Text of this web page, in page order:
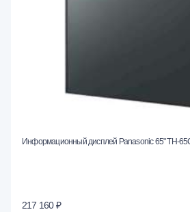
Информационный дисплей Panasonic 65" TH-
217 160 ₽